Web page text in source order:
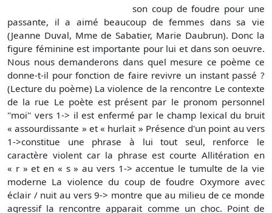
son coup de foudre pour une
passante, il a aimé beaucoup de femmes dans sa vie
(Jeanne Duval, Mme de Sabatier, Marie Daubrun). Donc la
figure féminine est importante pour lui et dans son oeuvre.
Nous nous demanderons dans quel mesure ce poème ce
donne-t-il pour fonction de faire revivre un instant passé ?
(Lecture du poème) La violence de la rencontre Le contexte
de la rue Le poète est présent par le pronom personnel
''moi'' vers 1-> il est enfermé par le champ lexical du bruit
« assourdissante » et « hurlait » Présence d'un point au vers
1->constitue une phrase à lui tout seul, renforce le
caractère violent car la phrase est courte Allitération en
« r » et en « s » au vers 1-> accentue le tumulte de la vie
moderne La violence du coup de foudre Oxymore avec
éclair / nuit au vers 9-> montre que au milieu de ce monde
agressif la rencontre apparait comme un choc. Point de